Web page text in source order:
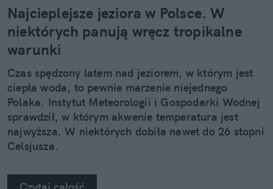
Najcieplejsze jeziora w Polsce. W
niektórych panują wręcz tropikalne
warunki
Czas spędzony latem nad jeziorem, w którym jest
ciepła woda, to pewnie marzenie niejednego
Polaka. Instytut Meteorologii i Gospodarki Wodnej
sprawdził, w którym akwenie temperatura jest
najwyższa. W niektórych dobiła nawet do 26 stopni
Celsjusza.